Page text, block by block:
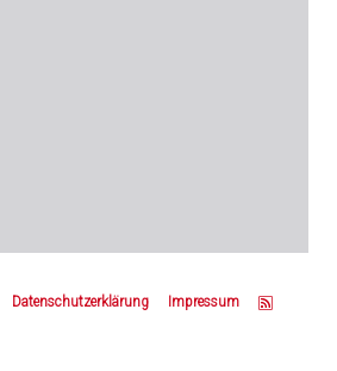
Datenschutzerklärung Impressum